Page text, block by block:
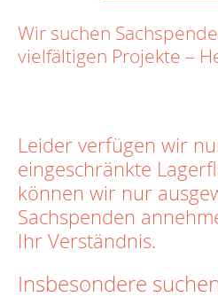
Wir suchen
vielfältigen Projekte –
Leider verfügen wir
eingeschränkte
können wir nur
Sachspenden
Ihr Verständnis.
Insbesondere